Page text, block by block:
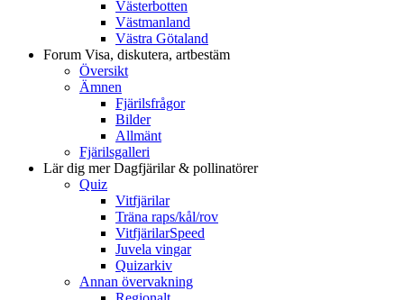
Västerbotten
Västmanland
Västra Götaland
Forum Visa, diskutera, artbestäm
Översikt
Ämnen
Fjärilsfrågor
Bilder
Allmänt
Fjärilsgalleri
Lär dig merDagfjärilar & pollinatörer
Quiz
Vitfjärilar
Träna raps/kål/rov
VitfjärilarSpeed
Juvela vingar
Quizarkiv
Annan övervakning